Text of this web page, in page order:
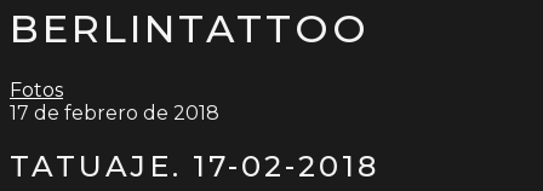
búsqueda
BERLINTATTOO
Fotos
17 de febrero de 2018
TATUAJE. 17-02-2018